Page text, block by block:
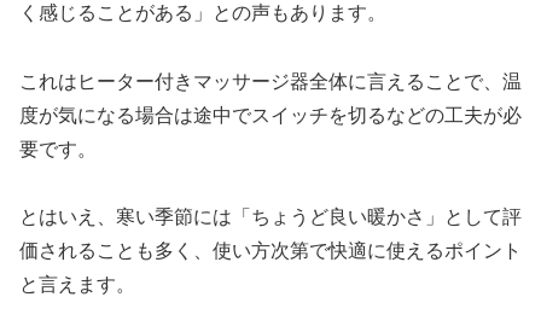
く感じることがある」との声もあります。
これはヒーター付きマッサージ器全体に言えることで、温
度が気になる場合は途中でスイッチを切るなどの工夫が必
要です。
とはいえ、寒い季節には「ちょうど良い暖かさ」として評
価されることも多く、使い方次第で快適に使えるポイント
と言えます。